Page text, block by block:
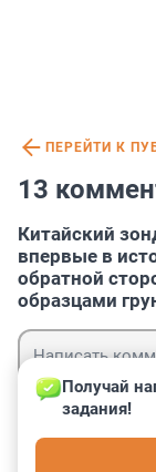
ПЕРЕЙТИ К
13
Китайский
впервые в
обратной
образцами
Получай
задания!